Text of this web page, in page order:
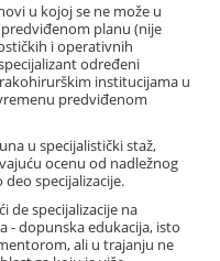
u kojoj se ne može u
planu (nije
i operativnih
određeni
institucijama u
predviđenom
u specijalistički staž,
ocenu od nadležnog
specijalizacije.
de specijalizacije na
- dopunska edukacija, isto
ali u trajanju ne